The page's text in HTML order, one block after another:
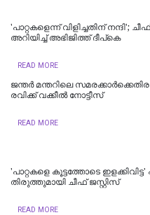
'പാറ്റകളെന്ന് വിളിച്ചതിന് നന്ദി';
അറിയിച്ച് അഭിജിത്ത് ദീപ്‌കെ
READ MORE
ജന്തർ മന്തറിലെ
രവിക്ക് വക്കീൽ നോട്ടീസ്
READ MORE
'പാറ്റകളെ കൂട്ടത്തോടെ
തിരുത്തുമായി ചീഫ് ജസ്റ്റിസ്
READ MORE